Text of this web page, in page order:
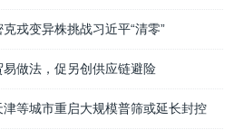
戎变异株挑战习近平“清零”
做法，促另创供应链避险
等城市重启大规模普筛或延长封控